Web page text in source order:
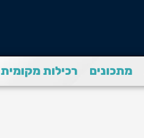
מתכונים רכילות מקומית